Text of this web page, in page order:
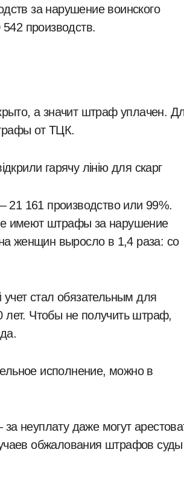
за нарушение воинского
производств.
а значит штраф уплачен.
от ТЦК.
161 производство или 99%.
имеют штрафы за нарушение
женщин выросло в 1,4 раза: со
стал обязательным для
Чтобы не получить штраф,
исполнение, можно в
неуплату даже могут
обжалования штрафов суды